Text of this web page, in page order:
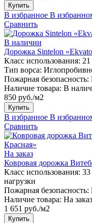
Купить
В избранное В
Сравнить
В наличии
Дорожка Sintelon
Класс использования:
Тип ворса:
Пожарная безопасность:
Наличие товара: В
850 руб./м2
Купить
В избранное В
Сравнить
На заказ
Ковровая дорожка
Класс использования:
нагрузки
Пожарная безопасность:
Наличие товара: На заказ
1 651 руб./м2
Купить